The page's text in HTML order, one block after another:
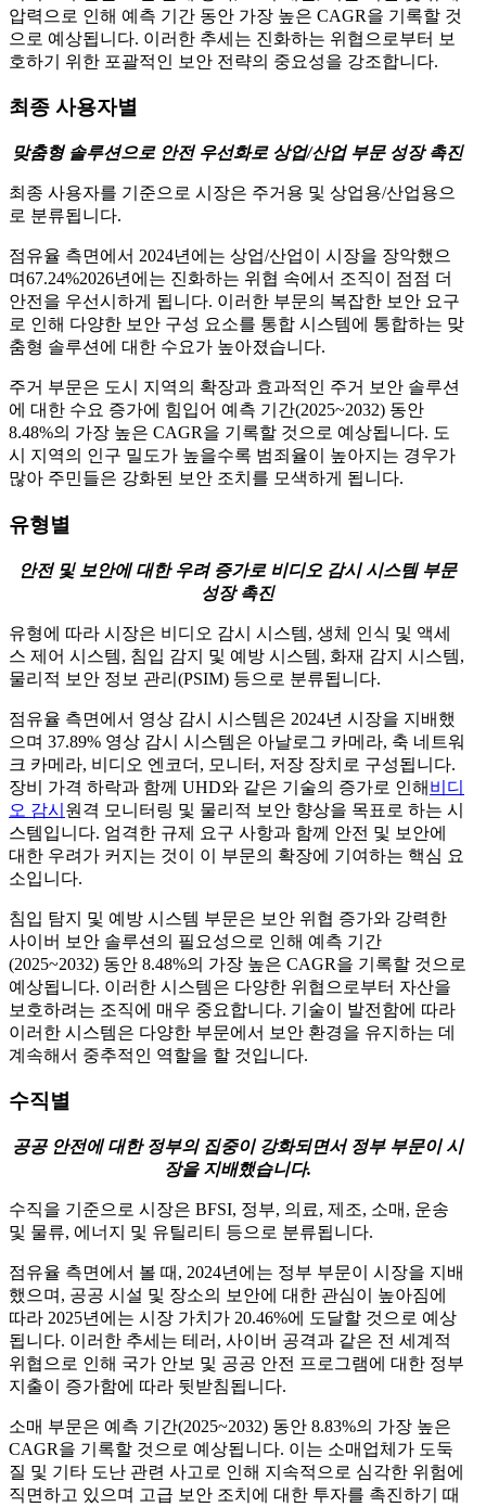
압력으로 인해 예측 기간 동안 가장 높은 CAGR을 기록할 것
으로 예상됩니다. 이러한 추세는 진화하는 위협으로부터 보
호하기 위한 포괄적인 보안 전략의 중요성을 강조합니다.
최종 사용자별
맞춤형 솔루션으로 안전 우선화로 상업/산업 부문 성장 촉진
최종 사용자를 기준으로 시장은 주거용 및 상업용/산업용으
로 분류됩니다.
점유율 측면에서 2024년에는 상업/산업이 시장을 장악했으
며67.24%2026년에는 진화하는 위협 속에서 조직이 점점 더
안전을 우선시하게 됩니다. 이러한 부문의 복잡한 보안 요구
로 인해 다양한 보안 구성 요소를 통합 시스템에 통합하는 맞
춤형 솔루션에 대한 수요가 높아졌습니다.
주거 부문은 도시 지역의 확장과 효과적인 주거 보안 솔루션
에 대한 수요 증가에 힘입어 예측 기간(2025~2032) 동안
8.48%의 가장 높은 CAGR을 기록할 것으로 예상됩니다. 도
시 지역의 인구 밀도가 높을수록 범죄율이 높아지는 경우가
많아 주민들은 강화된 보안 조치를 모색하게 됩니다.
유형별
안전 및 보안에 대한 우려 증가로 비디오 감시 시스템 부문
성장 촉진
유형에 따라 시장은 비디오 감시 시스템, 생체 인식 및 액세
스 제어 시스템, 침입 감지 및 예방 시스템, 화재 감지 시스템,
물리적 보안 정보 관리(PSIM) 등으로 분류됩니다.
점유율 측면에서 영상 감시 시스템은 2024년 시장을 지배했
으며 37.89% 영상 감시 시스템은 아날로그 카메라, 축 네트워
크 카메라, 비디오 엔코더, 모니터, 저장 장치로 구성됩니다.
장비 가격 하락과 함께 UHD와 같은 기술의 증가로 인해 비디
오 감시 원격 모니터링 및 물리적 보안 향상을 목표로 하는 시
스템입니다. 엄격한 규제 요구 사항과 함께 안전 및 보안에
대한 우려가 커지는 것이 이 부문의 확장에 기여하는 핵심 요
소입니다.
침입 탐지 및 예방 시스템 부문은 보안 위협 증가와 강력한
사이버 보안 솔루션의 필요성으로 인해 예측 기간
(2025~2032) 동안 8.48%의 가장 높은 CAGR을 기록할 것으로
예상됩니다. 이러한 시스템은 다양한 위협으로부터 자산을
보호하려는 조직에 매우 중요합니다. 기술이 발전함에 따라
이러한 시스템은 다양한 부문에서 보안 환경을 유지하는 데
계속해서 중추적인 역할을 할 것입니다.
수직별
공공 안전에 대한 정부의 집중이 강화되면서 정부 부문이 시
장을 지배했습니다.
수직을 기준으로 시장은 BFSI, 정부, 의료, 제조, 소매, 운송
및 물류, 에너지 및 유틸리티 등으로 분류됩니다.
점유율 측면에서 볼 때, 2024년에는 정부 부문이 시장을 지배
했으며, 공공 시설 및 장소의 보안에 대한 관심이 높아짐에
따라 2025년에는 시장 가치가 20.46%에 도달할 것으로 예상
됩니다. 이러한 추세는 테러, 사이버 공격과 같은 전 세계적
위협으로 인해 국가 안보 및 공공 안전 프로그램에 대한 정부
지출이 증가함에 따라 뒷받침됩니다.
소매 부문은 예측 기간(2025~2032) 동안 8.83%의 가장 높은
CAGR을 기록할 것으로 예상됩니다. 이는 소매업체가 도둑
질 및 기타 도난 관련 사고로 인해 지속적으로 심각한 위험에
직면하고 있으며 고급 보안 조치에 대한 투자를 촉진하기 때